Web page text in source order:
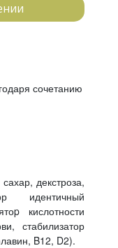
сочетанию
декстроза,
идентичный
кислотности
стабилизатор
B12, D2).